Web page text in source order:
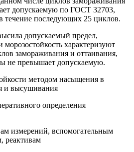
допускаемую по ГОСТ 32703,
течение последующих 25 циклов.
допускаемый предел,
характеризуют
замораживания и оттаивания,
не превышает допускаемую.
методом насыщения в
и высушивания
определения
измерений, вспомогательным
реактивам